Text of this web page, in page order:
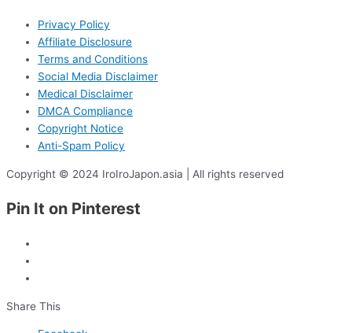
Privacy Policy
Affiliate Disclosure
Terms and Conditions
Social Media Disclaimer
Medical Disclaimer
DMCA Compliance
Copyright Notice
Anti-Spam Policy
Copyright © 2024 IroIroJapon.asia | All rights reserved
Pin It on Pinterest
Share This